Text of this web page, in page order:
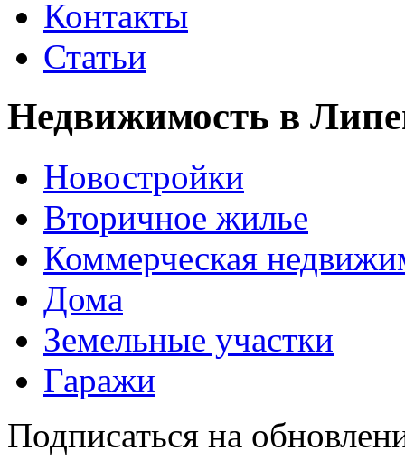
Контакты
Статьи
Недвижимость в
Новостройки
Вторичное жилье
Коммерческая
Дома
Земельные участки
Гаражи
Подписаться на